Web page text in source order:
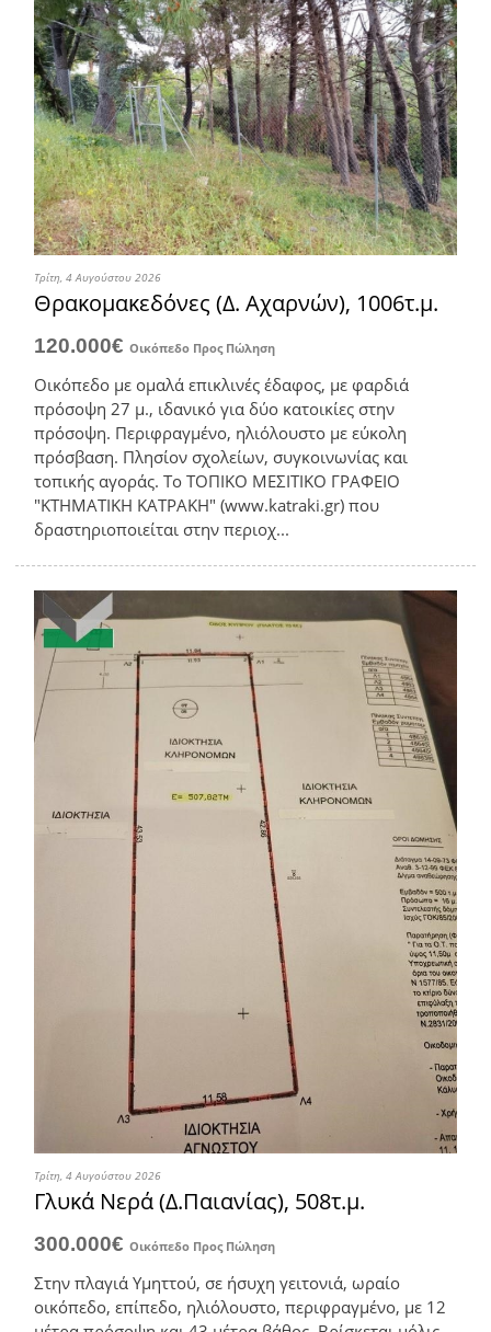
Τρίτη, 4 Αυγούστου 2026
Θρακομακεδόνες (Δ. Αχαρνών), 1006τ.μ.
120.000€Οικόπεδο Προς Πώληση
Oικόπεδο με ομαλά επικλινές έδαφος, με φαρδιά
πρόσοψη 27 μ., ιδανικό για δύο κατοικίες στην
πρόσοψη. Περιφραγμένο, ηλιόλουστο με εύκολη
πρόσβαση. Πλησίον σχολείων, συγκοινωνίας και
τοπικής αγοράς. Το ΤΟΠΙΚΟ ΜΕΣΙΤΙΚΟ ΓΡΑΦΕΙΟ
"ΚΤΗΜΑΤΙΚΗ ΚΑΤΡΑΚΗ" (www.katraki.gr) που
δραστηριοποιείται στην περιοχ...
Τρίτη, 4 Αυγούστου 2026
Γλυκά Νερά (Δ.Παιανίας), 508τ.μ.
300.000€Οικόπεδο Προς Πώληση
Στην πλαγιά Υμηττού, σε ήσυχη γειτονιά, ωραίο
οικόπεδο, επίπεδο, ηλιόλουστο, περιφραγμένο, με 12